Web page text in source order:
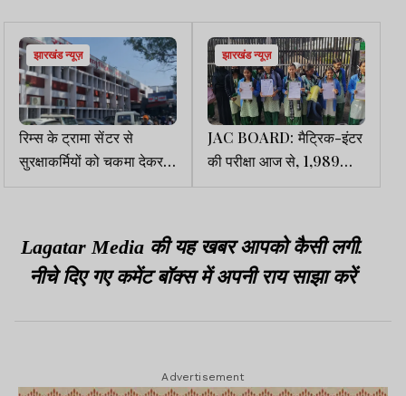
झारखंड न्यूज़
रिम्स के ट्रामा सेंटर से
सुरक्षाकर्मियों को चकमा देकर
बाल कैदी फरार
झारखंड न्यूज़
JAC BOARD: मैट्रिक-इंटर
की परीक्षा आज से, 1,989
केंद्रों में 7.48 लाख परीक्षार्थी
Lagatar Media की यह खबर आपको कैसी लगी.
नीचे दिए गए कमेंट बॉक्स में अपनी राय साझा करें
Advertisement